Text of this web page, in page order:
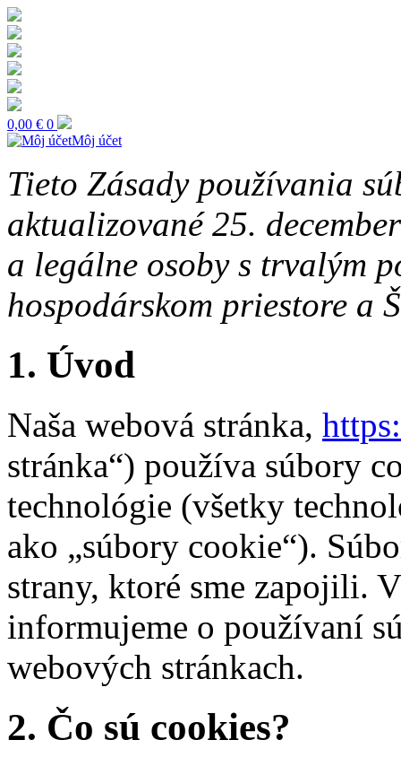
0,00 € 0
Môj účet
Tieto Zásady používania
aktualizované 25.
a legálne osoby s trvalým
hospodárskom priestore a
1. Úvod
Naša webová stránka,
stránka“) používa súbory
technológie (všetky
ako „súbory cookie“).
strany, ktoré sme zapojili.
informujeme o používaní
webových stránkach.
2. Čo sú cookies?